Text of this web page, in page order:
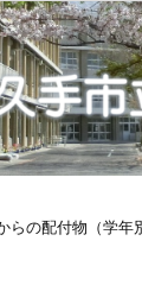
て 今日の北小
ＰＴＡの窓
年別）
タブレッ
らの配付物（学年